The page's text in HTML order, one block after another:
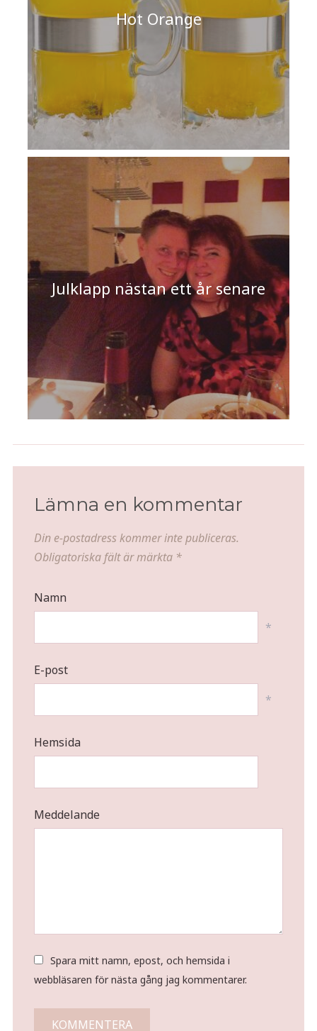
Hot Orange
Julklapp nästan ett år senare
Lämna en kommentar
Din e-postadress kommer inte publiceras.
Obligatoriska fält är märkta *
Namn
*
E-post
*
Hemsida
Meddelande
Spara mitt namn, epost, och hemsida i
webbläsaren för nästa gång jag kommentarer.